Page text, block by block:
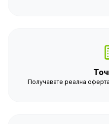
Получавате реална